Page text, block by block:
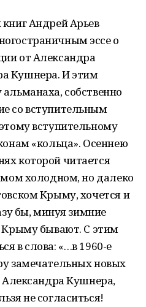
Андрей Арьев
эссе о
от Александра
Кушнера. И этим
собственно
со вступительным
вступительному
«кольца». Осеннею
которой читается
холодном, но далеко
Крыму, хочется и
бы, минуя зимние
Крыму бывают. С этим
в слова: «…в 1960-е
замечательных новых
Александра Кушнера,
не согласиться!